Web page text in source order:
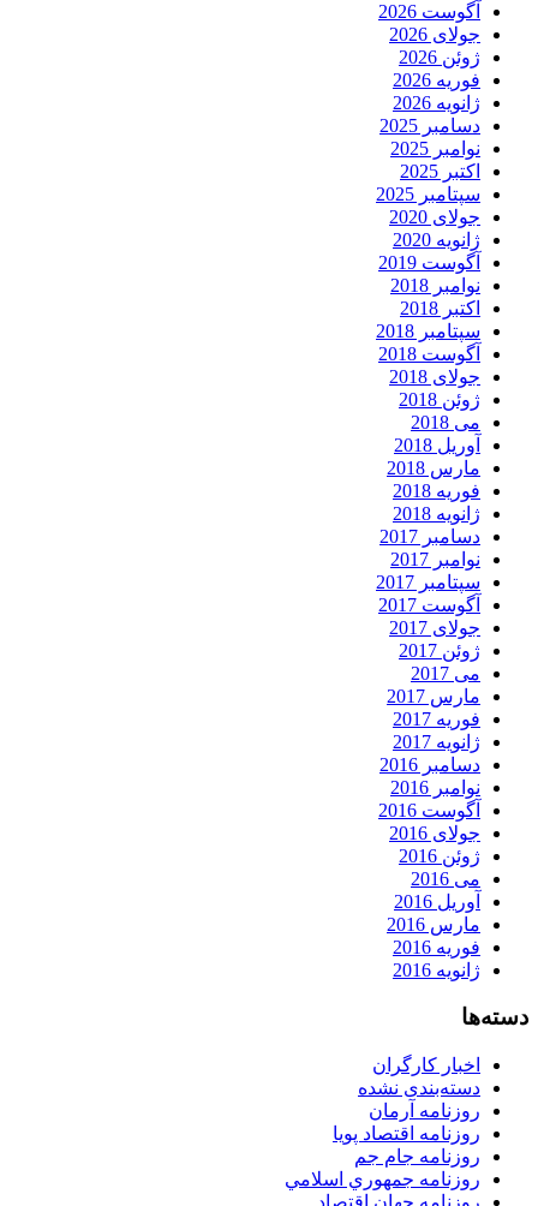
آگوست 2026
جولای 2026
ژوئن 2026
فوریه 2026
ژانویه 2026
دسامبر 2025
نوامبر 2025
اکتبر 2025
سپتامبر 2025
جولای 2020
ژانویه 2020
آگوست 2019
نوامبر 2018
اکتبر 2018
سپتامبر 2018
آگوست 2018
جولای 2018
ژوئن 2018
می 2018
آوریل 2018
مارس 2018
فوریه 2018
ژانویه 2018
دسامبر 2017
نوامبر 2017
سپتامبر 2017
آگوست 2017
جولای 2017
ژوئن 2017
می 2017
مارس 2017
فوریه 2017
ژانویه 2017
دسامبر 2016
نوامبر 2016
آگوست 2016
جولای 2016
ژوئن 2016
می 2016
آوریل 2016
مارس 2016
فوریه 2016
ژانویه 2016
دسته‌ها
اخبار کارگران
دسته‌بندی نشده
روزنامه آرمان
روزنامه اقتصاد پویا
روزنامه جام جم
روزنامه جمهوري اسلامي
روزنامه جهان اقتصاد